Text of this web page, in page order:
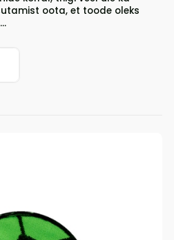
oota, et toode oleks